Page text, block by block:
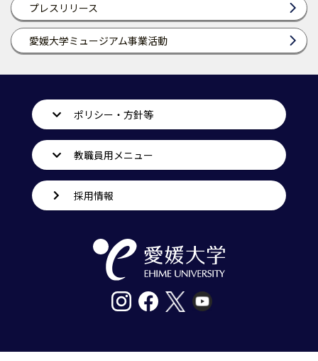
プレスリリース
愛媛大学ミュージアム事業活動
ポリシー・方針等
教職員用メニュー
採用情報